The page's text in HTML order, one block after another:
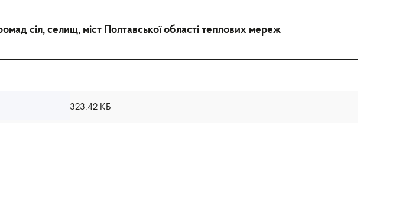
сіл, селищ, міст Полтавської області теплових мереж
323.42 КБ